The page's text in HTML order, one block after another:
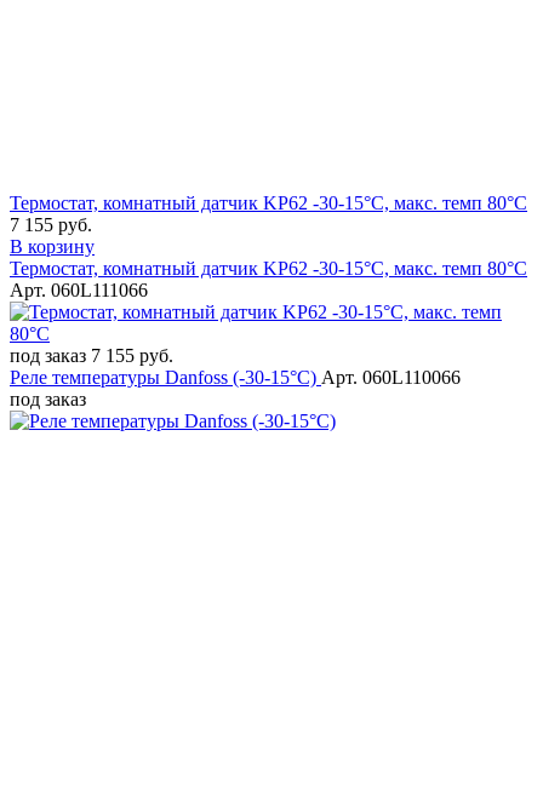
Термостат, комнатный датчик KP62 -30-15°C, макс. темп 80°C
7 155 руб.
В корзину
Термостат, комнатный датчик KP62 -30-15°C, макс. темп 80°C
Арт. 060L111066
под заказ 7 155 руб.
Реле температуры Danfoss (-30-15°C) Арт. 060L110066
под заказ